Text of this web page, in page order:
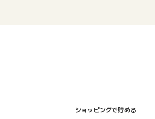
ショッピングで貯める